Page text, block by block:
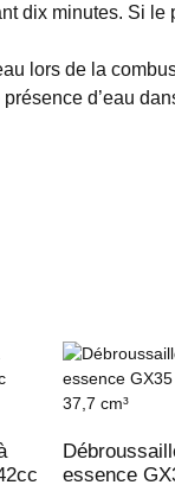
dix minutes. Si le
lors de la
d’eau
essence